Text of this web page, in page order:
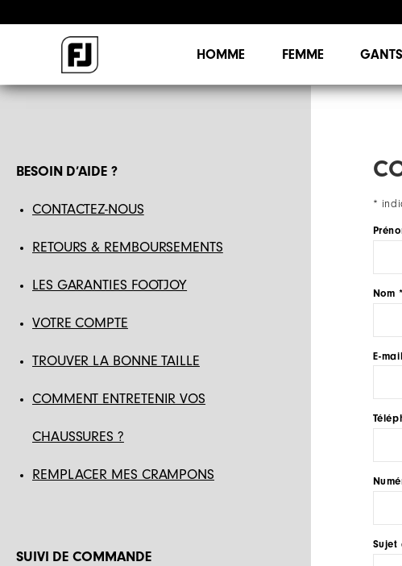
HOMME FEMME GANTS
BESOIN D’AIDE ?
CONTACTEZ-NOUS
RETOURS & REMBOURSEMENTS
LES GARANTIES FOOTJOY
VOTRE COMPTE
TROUVER LA BONNE TAILLE
COMMENT ENTRETENIR VOS
CHAUSSURES ?
REMPLACER MES CRAMPONS
SUIVI DE COMMANDE
*
Nom *
E-
Sujet